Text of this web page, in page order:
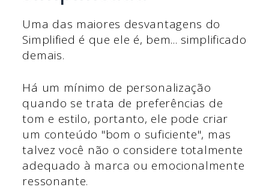
Uma das maiores desvantagens do
Simplified é que ele é, bem... simplificado
demais.
Há um mínimo de personalização
quando se trata de preferências de
tom e estilo, portanto, ele pode criar
um conteúdo "bom o suficiente", mas
talvez você não o considere totalmente
adequado à marca ou emocionalmente
ressonante.